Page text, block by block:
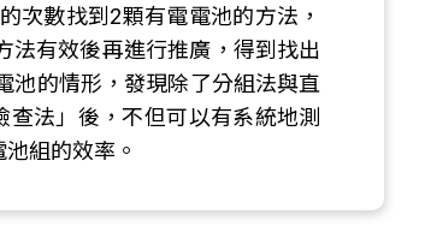
次數找到2顆有電電池的方法，
法有效後再進行推廣，得到找出
池的情形，發現除了分組法與直
法」後，不但可以有系統地測
組的效率。